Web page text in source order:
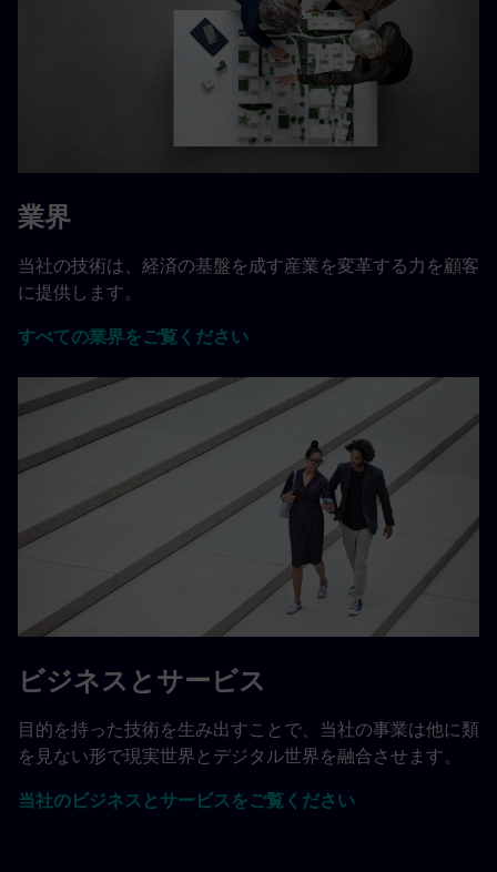
業界
当社の技術は、経済の基盤を成す産業を変革する力を顧客
に提供します。
すべての業界をご覧ください
ビジネスとサービス
目的を持った技術を生み出すことで、当社の事業は他に類
を見ない形で現実世界とデジタル世界を融合させます。
当社のビジネスとサービスをご覧ください